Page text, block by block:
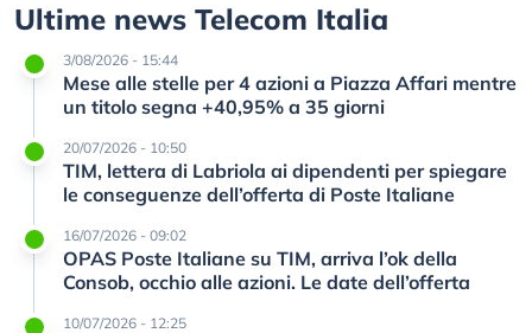
Ultime news Telecom Italia
3/08/2026 - 15:44
Mese alle stelle per 4 azioni a Piazza Affari mentre
un titolo segna +40,95% a 35 giorni
20/07/2026 - 10:50
TIM, lettera di Labriola ai dipendenti per spiegare
le conseguenze dell’offerta di Poste Italiane
16/07/2026 - 09:02
OPAS Poste Italiane su TIM, arriva l’ok della
Consob, occhio alle azioni. Le date dell’offerta
10/07/2026 - 12:25